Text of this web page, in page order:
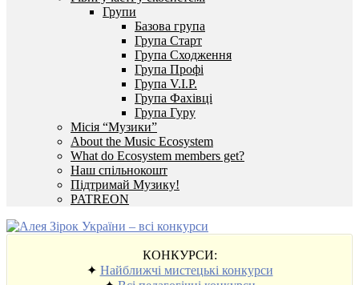
Групи
Базова група
Група Старт
Група Сходження
Група Профі
Група V.I.P.
Група Фахівці
Група Гуру
Місія “Музики”
About the Music Ecosystem
What do Ecosystem members get?
Наш спільнокошт
Підтримай Музику!
PATREON
КОНКУРСИ:
✦ Найближчі мистецькі конкурси